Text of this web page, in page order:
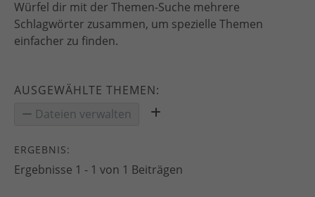
Würfel dir mit der Themen-Suche mehrere
Schlagwörter zusammen, um spezielle Themen
einfacher zu finden.
AUSGEWÄHLTE THEMEN:
Dateien verwalten
ERGEBNIS:
Ergebnisse 1 - 1 von 1 Beiträgen